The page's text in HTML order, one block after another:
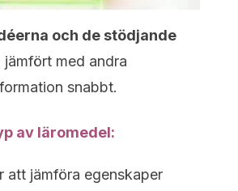
och de stödjande
med andra
snabbt.
av läromedel:
att jämföra egenskaper